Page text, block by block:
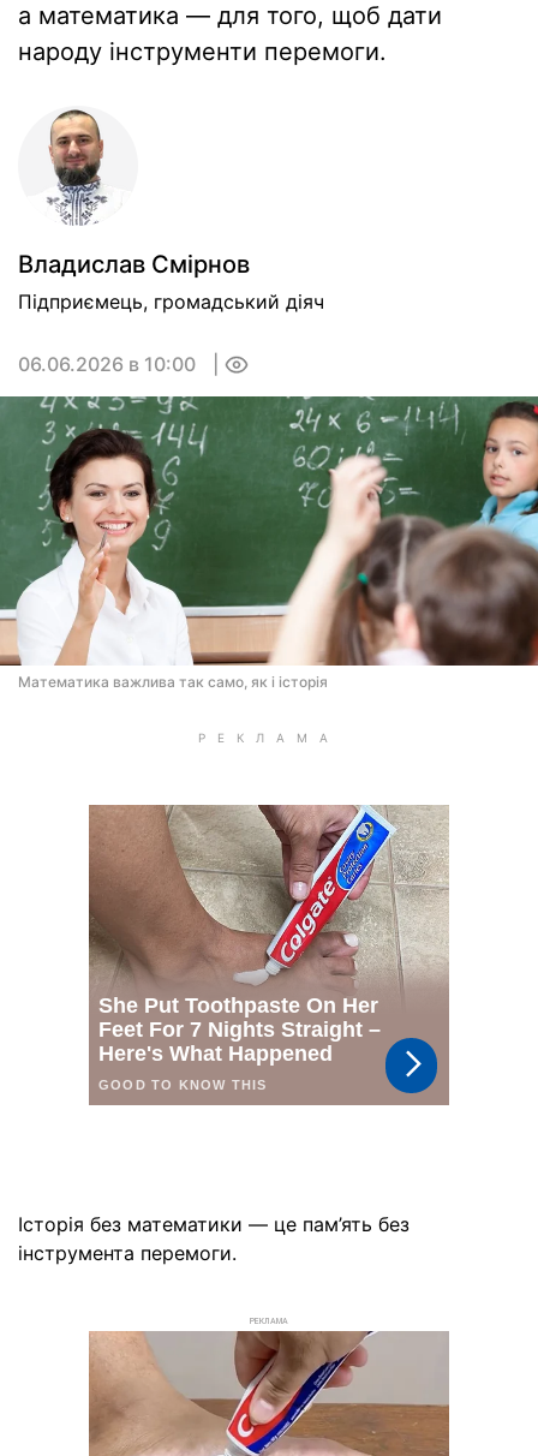
а математика — для того, щоб дати
народу інструменти перемоги.
Владислав Смiрнов
Підприємець, громадський діяч
06.06.2026 в 10:00
Математика важлива так само, як і історія
Історія без математики — це пам’ять без
інструмента перемоги.
РЕКЛАМА